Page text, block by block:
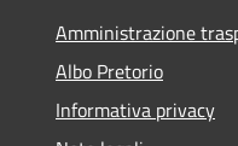
Amministrazione
Albo Pretorio
Informativa privacy